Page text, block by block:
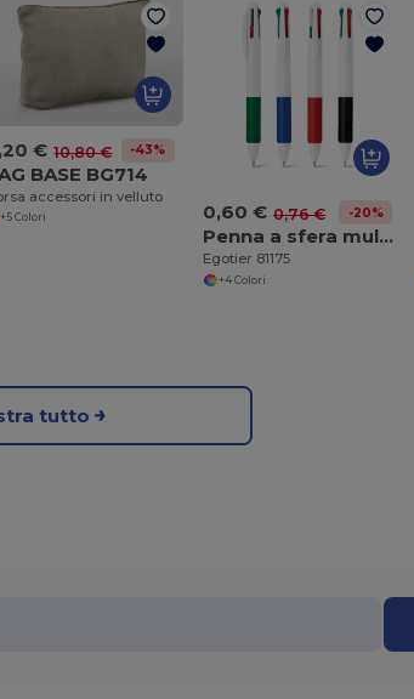
€ 10,80 € -43%
BASE BG714
accessori in velluto
+5 Colori 0,60 € 0,76 € -20%
Penna a sfera multicolore 4 in 1
Egotier 81175
+4 Colori
tutto